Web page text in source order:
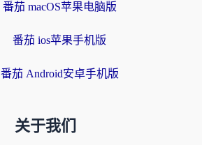
番茄 macOS苹果电脑版
番茄 ios苹果手机版
番茄 Android安卓手机版
关于我们